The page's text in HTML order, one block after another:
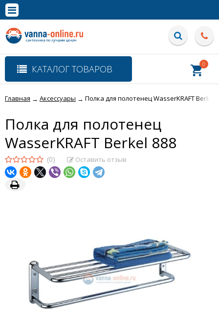
Полная версия сайта
КАТАЛОГ ТОВАРОВ 0
Главная → Аксессуары → Полка для полотенец WasserKRAFT Berkel
Полка для полотенец
WasserKRAFT Berkel 888
(0) Оставить отзыв